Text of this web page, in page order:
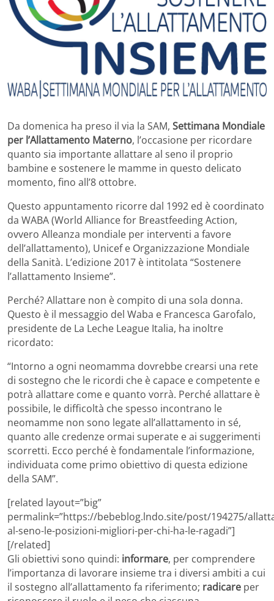
Da domenica ha preso il via la SAM, Settimana Mondiale
per l’Allattamento Materno, l’occasione per ricordare
quanto sia importante allattare al seno il proprio
bambine e sostenere le mamme in questo delicato
momento, fino all’8 ottobre.
Questo appuntamento ricorre dal 1992 ed è coordinato
da WABA (World Alliance for Breastfeeding Action,
ovvero Alleanza mondiale per interventi a favore
dell’allattamento), Unicef e Organizzazione Mondiale
della Sanità. L’edizione 2017 è intitolata “Sostenere
l’allattamento Insieme”.
Perché? Allattare non è compito di una sola donna.
Questo è il messaggio del Waba e Francesca Garofalo,
presidente de La Leche League Italia, ha inoltre
ricordato:
“Intorno a ogni neomamma dovrebbe crearsi una rete
di sostegno che le ricordi che è capace e competente e
potrà allattare come e quanto vorrà. Perché allattare è
possibile, le difficoltà che spesso incontrano le
neomamme non sono legate all’allattamento in sé,
quanto alle credenze ormai superate e ai suggerimenti
scorretti. Ecco perché è fondamentale l’informazione,
individuata come primo obiettivo di questa edizione
della SAM”.
[related layout=”big”
permalink=”https://bebeblog.lndo.site/post/194275/
al-seno-le-posizioni-migliori-per-chi-ha-le-ragadi”]
[/related]
Gli obiettivi sono quindi: informare, per comprendere
l’importanza di lavorare insieme tra i diversi ambiti a cui
il sostegno all’allattamento fa riferimento; radicare per